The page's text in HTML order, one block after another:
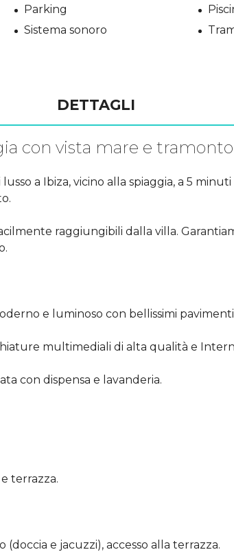
Parking
Sistema sonoro
DETTAGLI
con vista mare e
a Ibiza, vicino alla spiaggia, a 5
raggiungibili dalla villa.
e luminoso con bellissimi
multimediali di alta qualità e
con dispensa e lavanderia.
terrazza.
e jacuzzi), accesso alla terrazza.